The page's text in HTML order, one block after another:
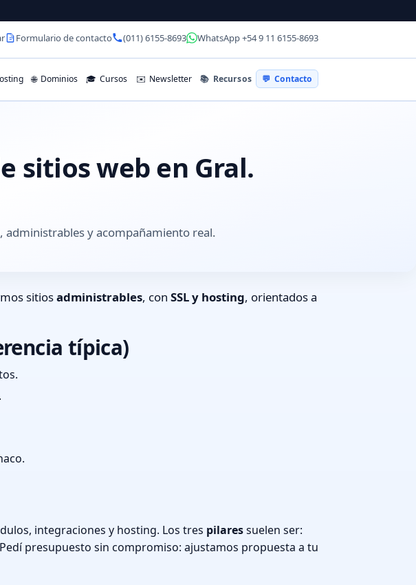
Formulario de contacto (011) 6155-8693 WhatsApp +54 9 11 6155-8693
🌐 Dominios 🎓 Cursos ✉️ Newsletter 📚 Recursos 💬 Contacto
sitios web en Gral.
, administrables y acompañamiento real.
sitiosadministrables, con SSL y hosting, orientados a
típica)
.
integraciones y hosting. Los tres pilaressuelen ser:
presupuesto sin compromiso: ajustamos propuesta a tu